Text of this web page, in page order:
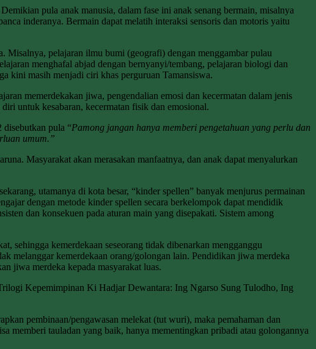
pula anak manusia, dalam fase ini anak senang bermain, misalnya
inderanya. Bermain dapat melatih interaksi sensoris dan motoris yaitu
Misalnya, pelajaran ilmu bumi (geografi) dengan menggambar pulau
menghafal abjad dengan bernyanyi/tembang, pelajaran biologi dan
kini masih menjadi ciri khas perguruan Tamansiswa.
memerdekakan jiwa, pengendalian emosi dan kecermatan dalam jenis
untuk kesabaran, kecermatan fisik dan emosional.
disebutkan pula “Pamong jangan hanya memberi pengetahuan yang perlu dan
umum.”
Masyarakat akan merasakan manfaatnya, dan anak dapat menyalurkan
utamanya di kota besar, “kinder spellen” banyak menjurus permainan
dengan metode kinder spellen secara berkelompok dapat mendidik
dan konsekuen pada aturan main yang disepakati. Sistem among
sehingga kemerdekaan seseorang tidak dibenarkan mengganggu
melanggar kemerdekaan orang/golongan lain. Pendidikan jiwa merdeka
jiwa merdeka kepada masyarakat luas.
Kepemimpinan Ki Hadjar Dewantara: Ing Ngarso Sung Tulodho, Ing
pembinaan/pengawasan melekat (tut wuri), maka pemahaman dan
memberi tauladan yang baik, hanya mementingkan pribadi atau golongannya